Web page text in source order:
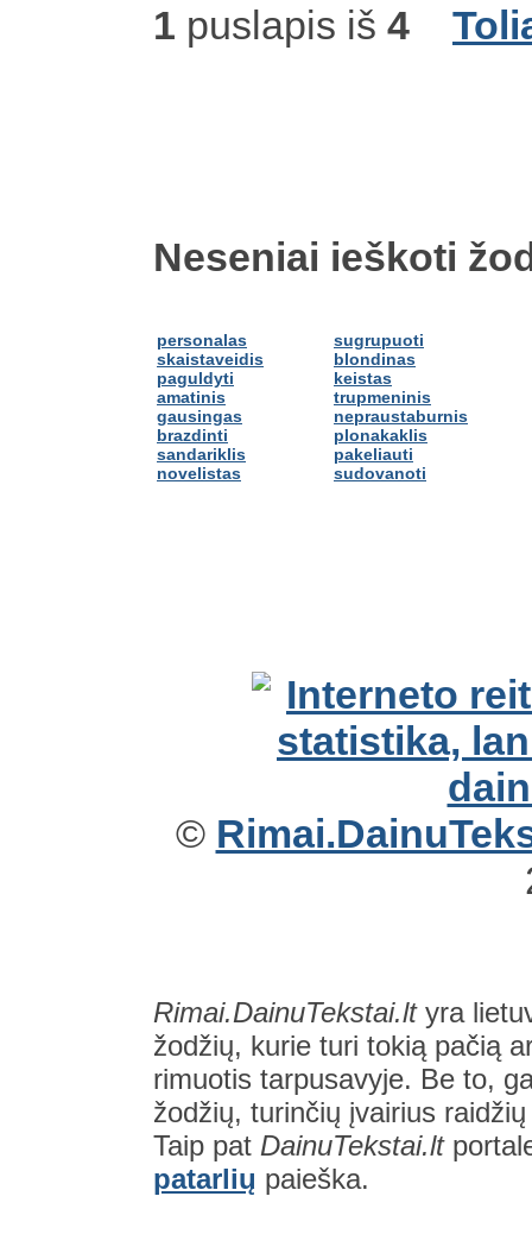
1 puslapis iš 4
Neseniai ieškoti
personalas
skaistaveidis
paguldyti
amatinis
gausingas
brazdinti
sandariklis
novelistas
sugrupuoti
blondinas
keistas
trupmeninis
nepraustaburnis
plonakaklis
pakeliauti
sudovanoti
©
Rimai.DainuTekstai.ltyra
žodžių, kurie turi tokią pačią
rimuotis tarpusavyje. Be to,
žodžių, turinčių įvairius
Taip pat DainuTekstai.lt
patarlių paieška.